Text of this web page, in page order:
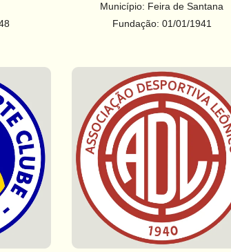
Município: Feira de Santana
Fundação: 01/01/1941